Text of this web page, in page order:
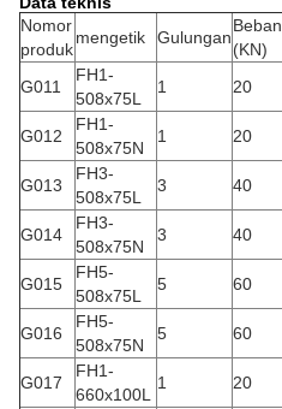
Nomor
produk
mengetik Gulungan
Beban
(KN)
G011
FH1-
508x75L
1 20
G012
FH1-
508x75N
1 20
G013
FH3-
508x75L
3 40
G014
FH3-
508x75N
3 40
G015
FH5-
508x75L
5 60
G016
FH5-
508x75N
5 60
G017
FH1-
660x100L
1 20